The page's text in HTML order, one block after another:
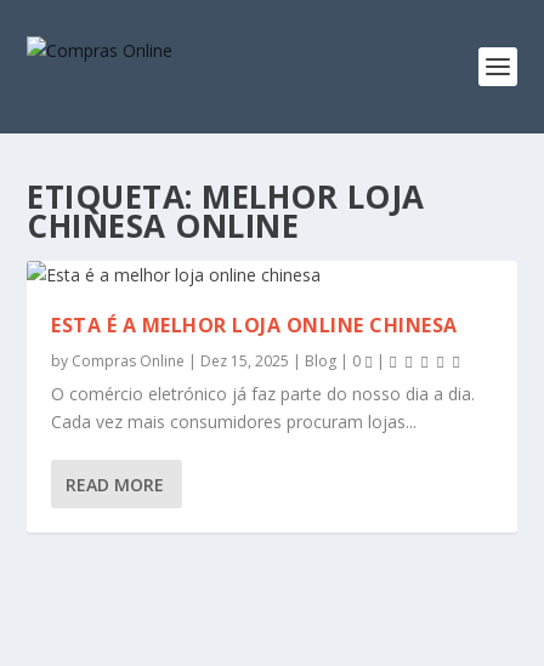
ETIQUETA: MELHOR LOJA
CHINESA ONLINE
ESTA É A MELHOR LOJA ONLINE CHINESA
by Compras Online | Dez 15, 2025 | Blog | 0 |
O comércio eletrónico já faz parte do nosso dia a dia.
Cada vez mais consumidores procuram lojas...
READ MORE